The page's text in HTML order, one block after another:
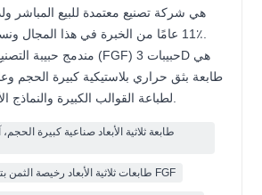
11 عامًا من الخبرة في هذا المجال ونسبة رضا العملاء 100٪.
طابعة بثق حراري بلاستيكية كبيرة الحجم
لطباعة القوالب الكبيرة والنماذج الأولية بالحجم الكامل.
طابعة ثلاثية الأبعاد صناعية كبيرة الحجم،
طابعات ثلاثية الأبعاد رخيصة الثمن بتقنية بثق الحبيبات من FGF